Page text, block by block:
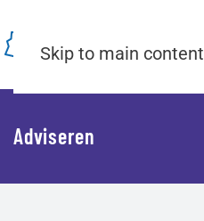
Skip to main content
Adviseren